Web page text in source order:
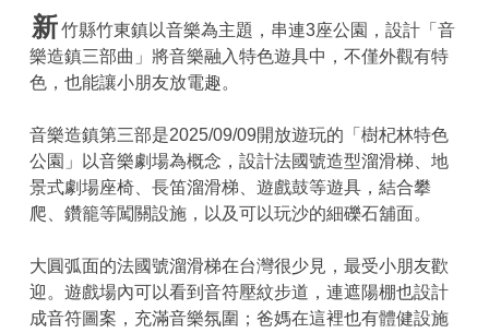
新竹縣竹東鎮以音樂為主題，串連3座公園，設計「音
樂造鎮三部曲」將音樂融入特色遊具中，不僅外觀有特
色，也能讓小朋友放電趣。
音樂造鎮第三部是2025/09/09開放遊玩的「樹杞林特色
公園」以音樂劇場為概念，設計法國號造型溜滑梯、地
景式劇場座椅、長笛溜滑梯、遊戲鼓等遊具，結合攀
爬、鑽籠等闖關設施，以及可以玩沙的細礫石舖面。
大圓弧面的法國號溜滑梯在台灣很少見，最受小朋友歡
迎。遊戲場內可以看到音符壓紋步道，連遮陽棚也設計
成音符圖案，充滿音樂氛圍；爸媽在這裡也有體健設施